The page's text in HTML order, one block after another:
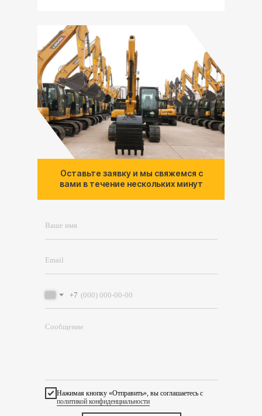
+7
Нажимая кнопку «Отправить», вы соглашаетесь с
политикой конфиденциальности
Оставьте заявку и мы свяжемся с
вами в течение нескольких минут